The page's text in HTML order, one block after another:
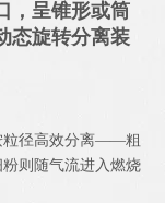
，呈锥形或筒
态旋转分离装
粒径高效分离——粗
则随气流进入燃烧